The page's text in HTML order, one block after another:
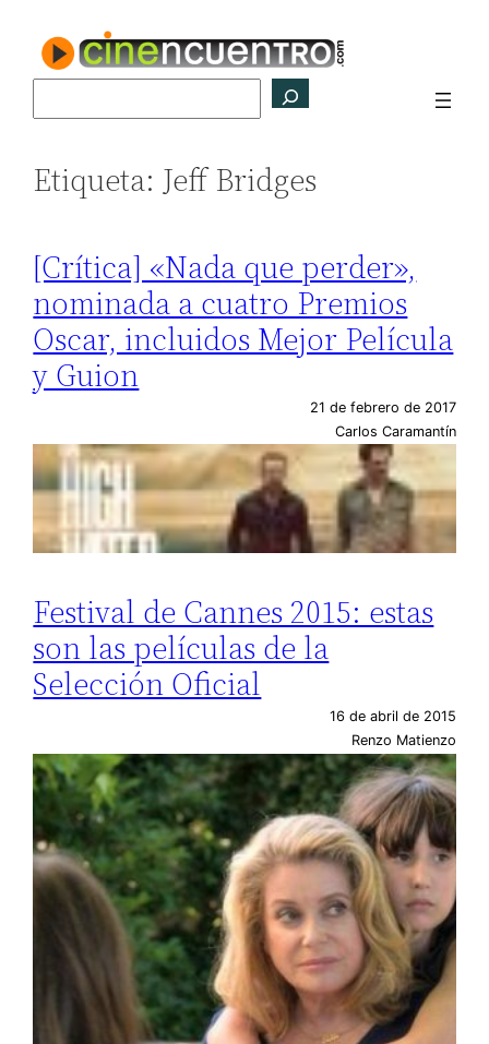
contenido
Etiqueta: Jeff Bridges
[Crítica] «Nada que perder»,
nominada a cuatro Premios
Oscar, incluidos Mejor Película
y Guion
21 de febrero de 2017
Carlos Caramantín
Festival de Cannes 2015: estas
son las películas de la
Selección Oficial
16 de abril de 2015
Renzo Matienzo